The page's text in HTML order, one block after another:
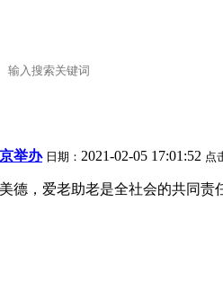
举办 日期： 2021-02-05 17:01:52 点
德，爱老助老是全社会的共同